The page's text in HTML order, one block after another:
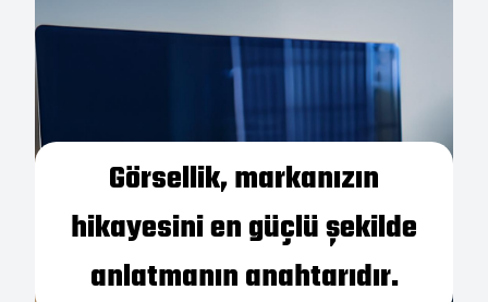
Görsellik, markanızın
hikayesini en güçlü şekilde
anlatmanın anahtarıdır.